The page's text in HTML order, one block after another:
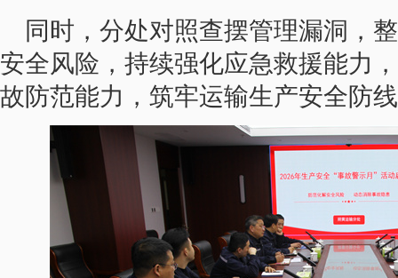
同时，分处对照查摆管理漏洞，
安全风险，持续强化应急救援能力
故防范能力，筑牢运输生产安全防